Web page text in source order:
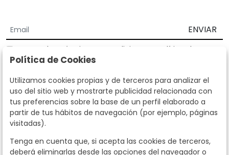
ENVIAR
Acepto los Términos y Condiciones
Política de
privacidad
Según la LOPD y disposiciones de desarrollo, informamos que sus
datos personales serán tratados por parte de Subastas Segre con la
finalidad de gestionar la relación comercial. Puede ejercitar los
derechos de acceso, rectificación, cancelación, oposición y demás
derechos en los términos establecidos en la normativa vigente
dirigiéndote a nosotros. Asimismo, nos puede solicitar el envío de
llamando al teléfono 915159584 o enviando un e-mail a
info@subastassegre.es
Política de Cookies
Utilizamos cookies propias y de terceros para analizar el
uso del sitio web y mostrarte publicidad relacionada con
tus preferencias sobre la base de un perfil elaborado a
partir de tus hábitos de navegación (por ejemplo, páginas
visitadas).
Tenga en cuenta que, si acepta las cookies de terceros,
deberá eliminarlas desde las opciones del navegador o